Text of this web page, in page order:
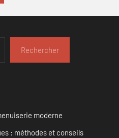
Rechercher
moderne
: méthodes et conseils